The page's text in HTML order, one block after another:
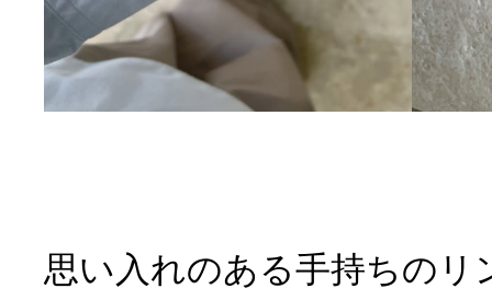
思い入れのある手持ちのリ